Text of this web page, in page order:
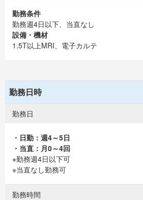
勤務条件
勤務週4日以下、当直なし
設備・機材
1.5T以上MRI、電子カルテ
勤務日時
勤務日
・日勤：週4～5日
・当直：月0～4回
※勤務週4日以下可
※当直なし勤務可
勤務時間